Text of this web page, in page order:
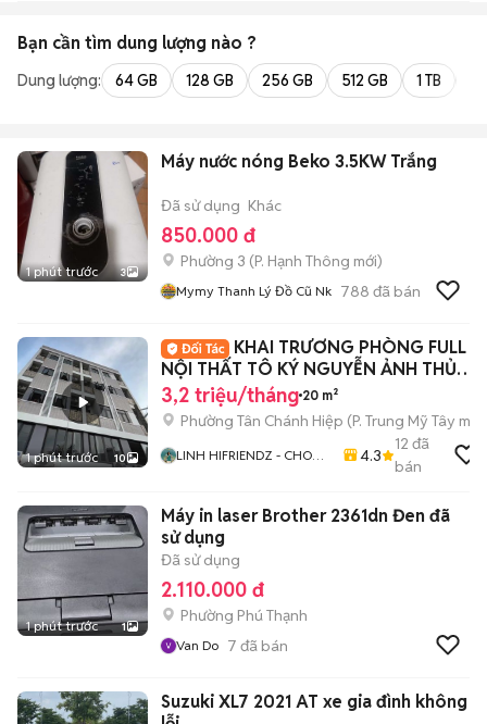
Bạn cần tìm dung lượng nào ?
Dung lượng: 64 GB 128 GB 256 GB 512 GB 1 TB
1 phút trước 3
Máy nước nóng Beko 3.5KW Trắng
Đã sử dụng Khác
850.000 đ
Phường 3 (P. Hạnh Thông mới)
Mymy Thanh Lý Đồ Cũ Nk 788 đã bán
1 phút trước 10
KHAI TRƯƠNG PHÒNG FULL
NỘI THẤT TÔ KÝ NGUYỄN ẢNH THỦ
Q12
3,2 triệu/tháng 20 m²
Phường Tân Chánh Hiệp (P. Trung Mỹ Tây mới)
LINH HIFRIENDZ - CHO
4.3
12 đã
bán
1 phút trước 1
Máy in laser Brother 2361dn Đen đã
sử dụng
Đã sử dụng
2.110.000 đ
Phường Phú Thạnh
Van Do 7 đã bán
Suzuki XL7 2021 AT xe gia đình không